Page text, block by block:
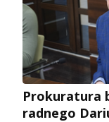
Prokuratura
radnego